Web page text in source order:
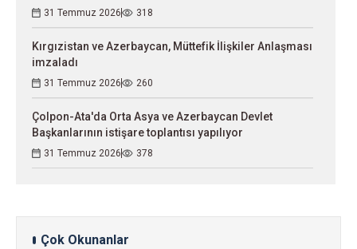
31 Temmuz 2026 318
Kırgızistan ve Azerbaycan, Müttefik İlişkiler Anlaşması
imzaladı
31 Temmuz 2026 260
Çolpon-Ata'da Orta Asya ve Azerbaycan Devlet
Başkanlarının istişare toplantısı yapılıyor
31 Temmuz 2026 378
Çok Okunanlar